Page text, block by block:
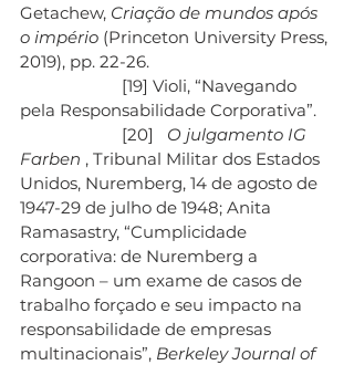
Getachew, Criação de mundos após
o império (Princeton University Press,
2019), pp. 22-26.
[19] Violi, “Navegando
pela Responsabilidade Corporativa”.
[20] O julgamento IG
Farben , Tribunal Militar dos Estados
Unidos, Nuremberg, 14 de agosto de
1947-29 de julho de 1948; Anita
Ramasastry, “Cumplicidade
corporativa: de Nuremberg a
Rangoon – um exame de casos de
trabalho forçado e seu impacto na
responsabilidade de empresas
multinacionais”, Berkeley Journal of